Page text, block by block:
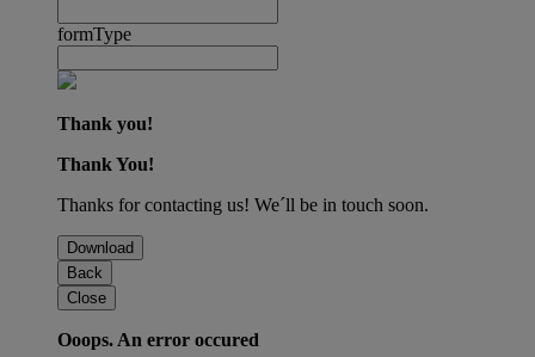
formType
Thank you!
Thank You!
Thanks for contacting us! We´ll be in touch soon.
Download
Back
Close
Ooops. An error occured